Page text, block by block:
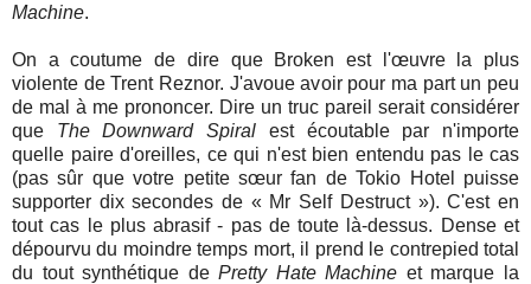
Machine.
On a coutume de dire que Broken est l'œuvre la plus
violente de Trent Reznor. J'avoue avoir pour ma part un peu
de mal à me prononcer. Dire un truc pareil serait considérer
que The Downward Spiral est écoutable par n'importe
quelle paire d'oreilles, ce qui n'est bien entendu pas le cas
(pas sûr que votre petite sœur fan de Tokio Hotel puisse
supporter dix secondes de « Mr Self Destruct »). C'est en
tout cas le plus abrasif - pas de toute là-dessus. Dense et
dépourvu du moindre temps mort, il prend le contrepied total
du tout synthétique dePretty Hate Machine et marque la